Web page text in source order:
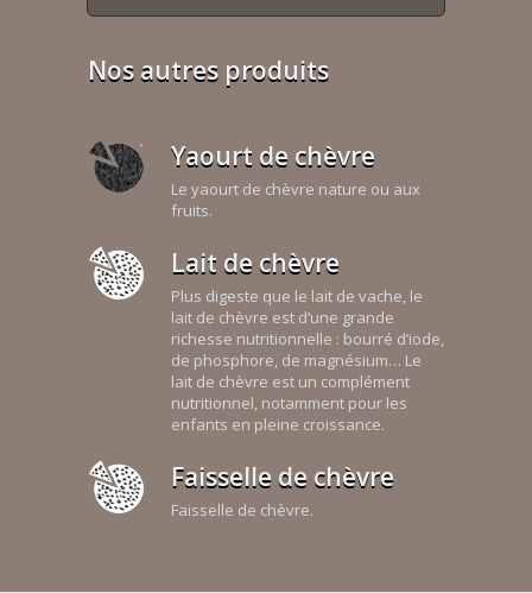
Nos autres produits
Yaourt de chèvre
Le yaourt de chèvre nature ou aux
fruits.
Lait de chèvre
Plus digeste que le lait de vache, le
lait de chèvre est d’une grande
richesse nutritionnelle : bourré d’iode,
de phosphore, de magnésium… Le
lait de chèvre est un complément
nutritionnel, notamment pour les
enfants en pleine croissance.
Faisselle de chèvre
Faisselle de chèvre.